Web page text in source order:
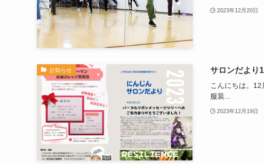
2023年12月20日
お知らせ サロンだより
こんにちは。
服装...
2023年12月19日